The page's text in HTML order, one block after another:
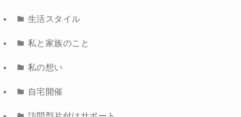
生活スタイル
私と家族のこと
私の想い
自宅開催